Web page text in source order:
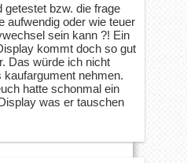
getestet bzw. die frage
aufwendig oder wie teuer
sein kann ?! Ein
kommt doch so gut
Das würde ich nicht
kaufargument nehmen.
hatte schonmal ein
was er tauschen